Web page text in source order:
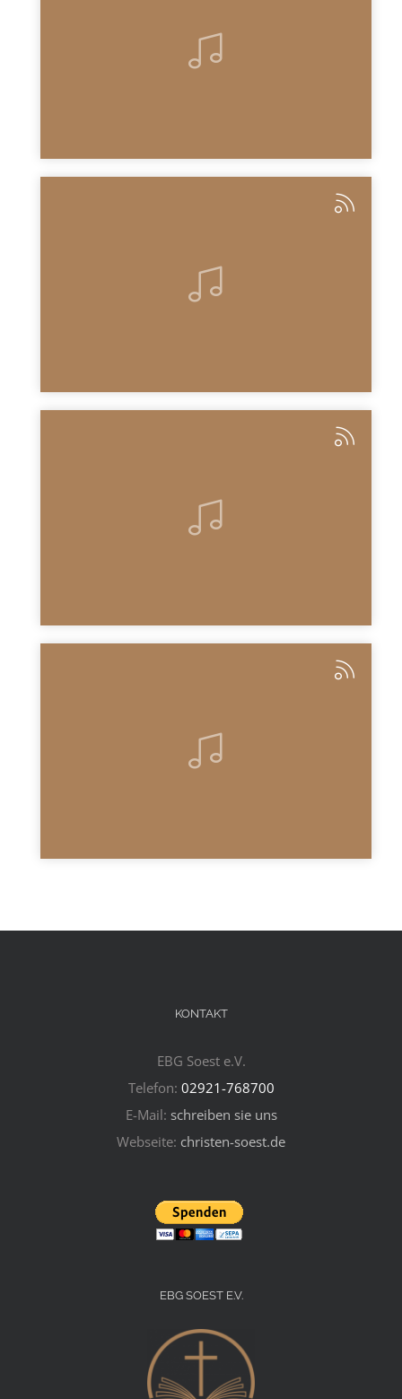
KONTAKT
EBG Soest e.V.
Telefon: 02921-768700
E-Mail: schreiben sie uns
Webseite: christen-soest.de
EBG SOEST E.V.